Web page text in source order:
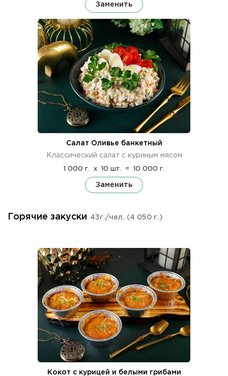
Заменить
Салат Оливье банкетный
Классический салат с куриным мясом
1 000 г. x 10 шт. = 10 000 г.
Заменить
Горячие закуски 43г./чел. (4 050 г.)
Кокот с курицей и белыми грибами